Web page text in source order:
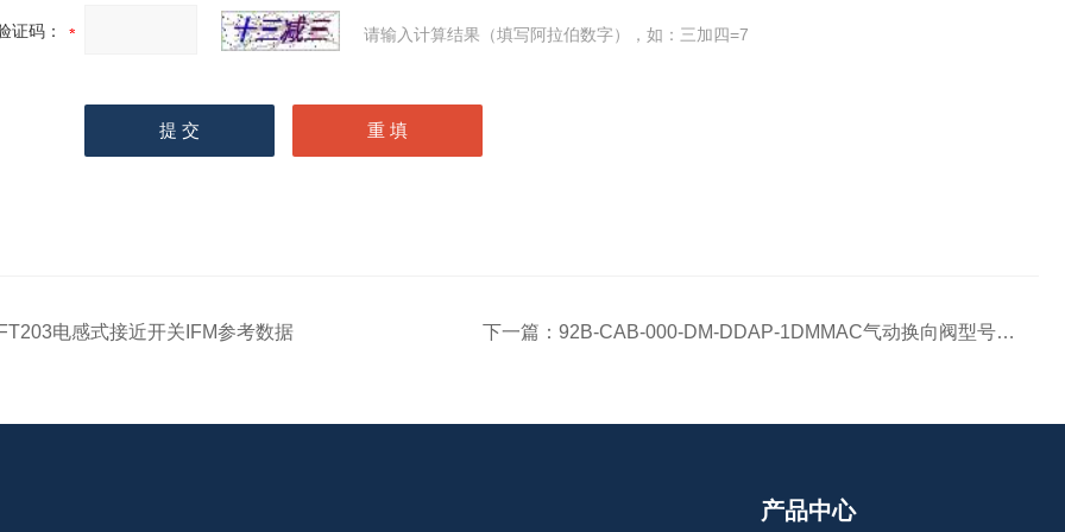
证码： 请输入计算结果（填写阿拉伯数字），如：三加四=7
电感式接近开关IFM参考数据 下一篇：92B-CAB-000-DM-DDAP-1DMMAC气动换向阀型号及解析
产品中心